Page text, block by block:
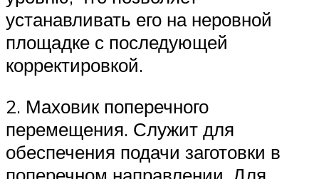
устанавливать его на неровной
площадке с последующей
корректировкой.
2. Маховик поперечного
перемещения. Служит для
обеспечения подачи заготовки в
поперечном направлении. Для